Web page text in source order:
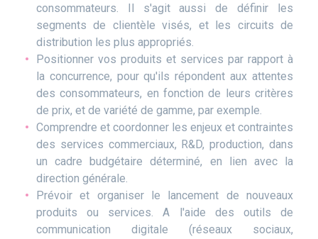
consommateurs. Il s'agit aussi de définir les
segments de clientèle visés, et les circuits de
distribution les plus appropriés.
Positionner vos produits et services par rapport à
la concurrence, pour qu'ils répondent aux attentes
des consommateurs, en fonction de leurs critères
de prix, et de variété de gamme, par exemple.
Comprendre et coordonner les enjeux et contraintes
des services commerciaux, R&D, production, dans
un cadre budgétaire déterminé, en lien avec la
direction générale.
Prévoir et organiser le lancement de nouveaux
produits ou services. A l'aide des outils de
communication digitale (réseaux sociaux,